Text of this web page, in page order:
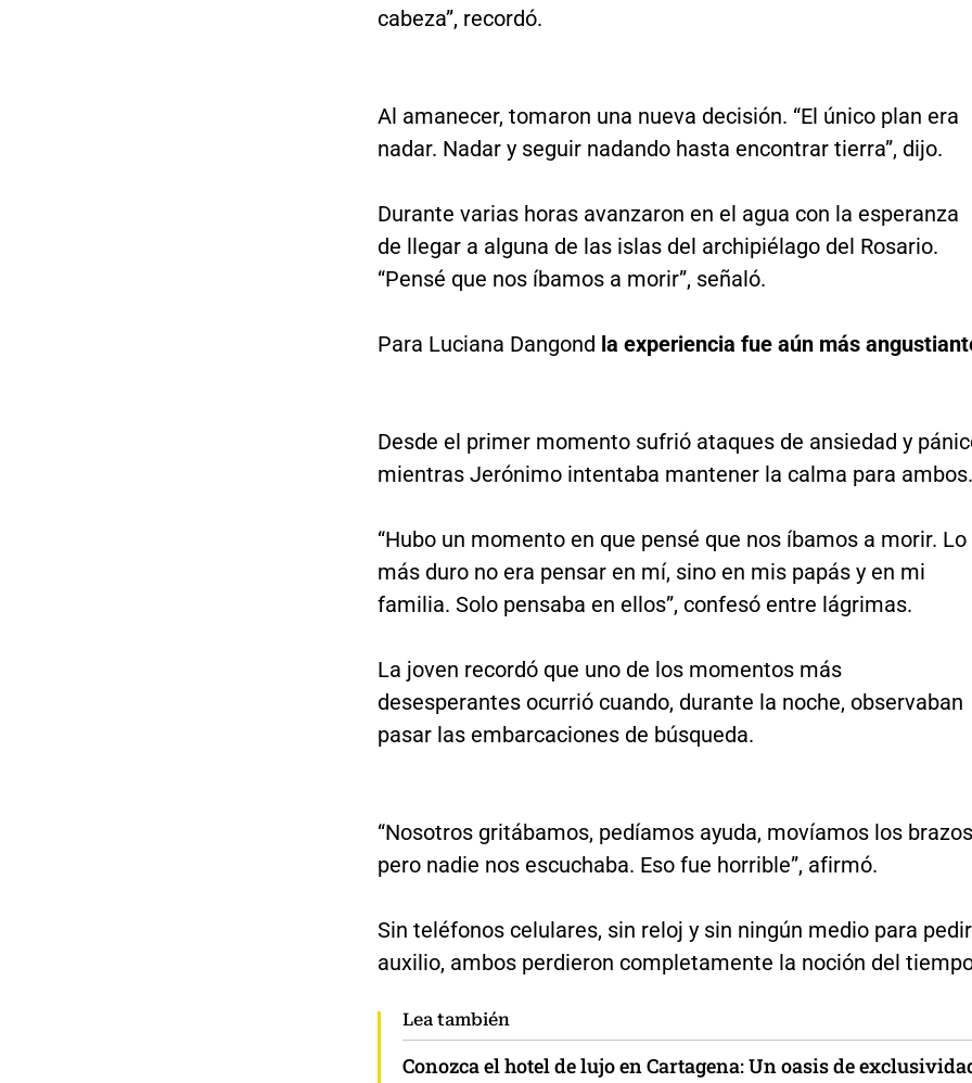
cabeza”, recordó.
Al amanecer, tomaron una nueva decisión. “El único plan era
nadar. Nadar y seguir nadando hasta encontrar tierra”, dijo.
Durante varias horas avanzaron en el agua con la esperanza
de llegar a alguna de las islas del archipiélago del Rosario.
“Pensé que nos íbamos a morir”, señaló.
Para Luciana Dangond la experiencia fue aún más
Desde el primer momento sufrió ataques de ansiedad y
mientras Jerónimo intentaba mantener la calma para ambos.
“Hubo un momento en que pensé que nos íbamos a morir. Lo
más duro no era pensar en mí, sino en mis papás y en mi
familia. Solo pensaba en ellos”, confesó entre lágrimas.
La joven recordó que uno de los momentos más
desesperantes ocurrió cuando, durante la noche, observaban
pasar las embarcaciones de búsqueda.
“Nosotros gritábamos, pedíamos ayuda, movíamos los
pero nadie nos escuchaba. Eso fue horrible”, afirmó.
Sin teléfonos celulares, sin reloj y sin ningún medio para pedir
auxilio, ambos perdieron completamente la noción del
Lea también
Conozca el hotel de lujo en Cartagena: Un oasis de